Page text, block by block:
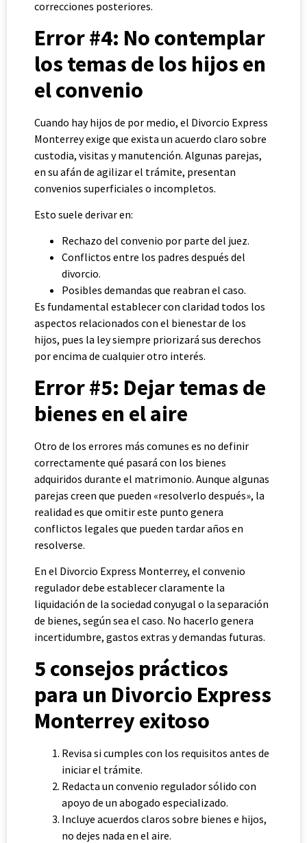
correcciones posteriores.
Error #4: No contemplar
los temas de los hijos en
el convenio
Cuando hay hijos de por medio, el Divorcio Express
Monterrey exige que exista un acuerdo claro sobre
custodia, visitas y manutención. Algunas parejas,
en su afán de agilizar el trámite, presentan
convenios superficiales o incompletos.
Esto suele derivar en:
Rechazo del convenio por parte del juez.
Conflictos entre los padres después del
divorcio.
Posibles demandas que reabran el caso.
Es fundamental establecer con claridad todos los
aspectos relacionados con el bienestar de los
hijos, pues la ley siempre priorizará sus derechos
por encima de cualquier otro interés.
Error #5: Dejar temas de
bienes en el aire
Otro de los errores más comunes es no definir
correctamente qué pasará con los bienes
adquiridos durante el matrimonio. Aunque algunas
parejas creen que pueden «resolverlo después», la
realidad es que omitir este punto genera
conflictos legales que pueden tardar años en
resolverse.
En el Divorcio Express Monterrey, el convenio
regulador debe establecer claramente la
liquidación de la sociedad conyugal o la separación
de bienes, según sea el caso. No hacerlo genera
incertidumbre, gastos extras y demandas futuras.
5 consejos prácticos
para un Divorcio Express
Monterrey exitoso
Revisa si cumples con los requisitos antes de
iniciar el trámite.
Redacta un convenio regulador sólido con
apoyo de un abogado especializado.
Incluye acuerdos claros sobre bienes e hijos,
no dejes nada en el aire.